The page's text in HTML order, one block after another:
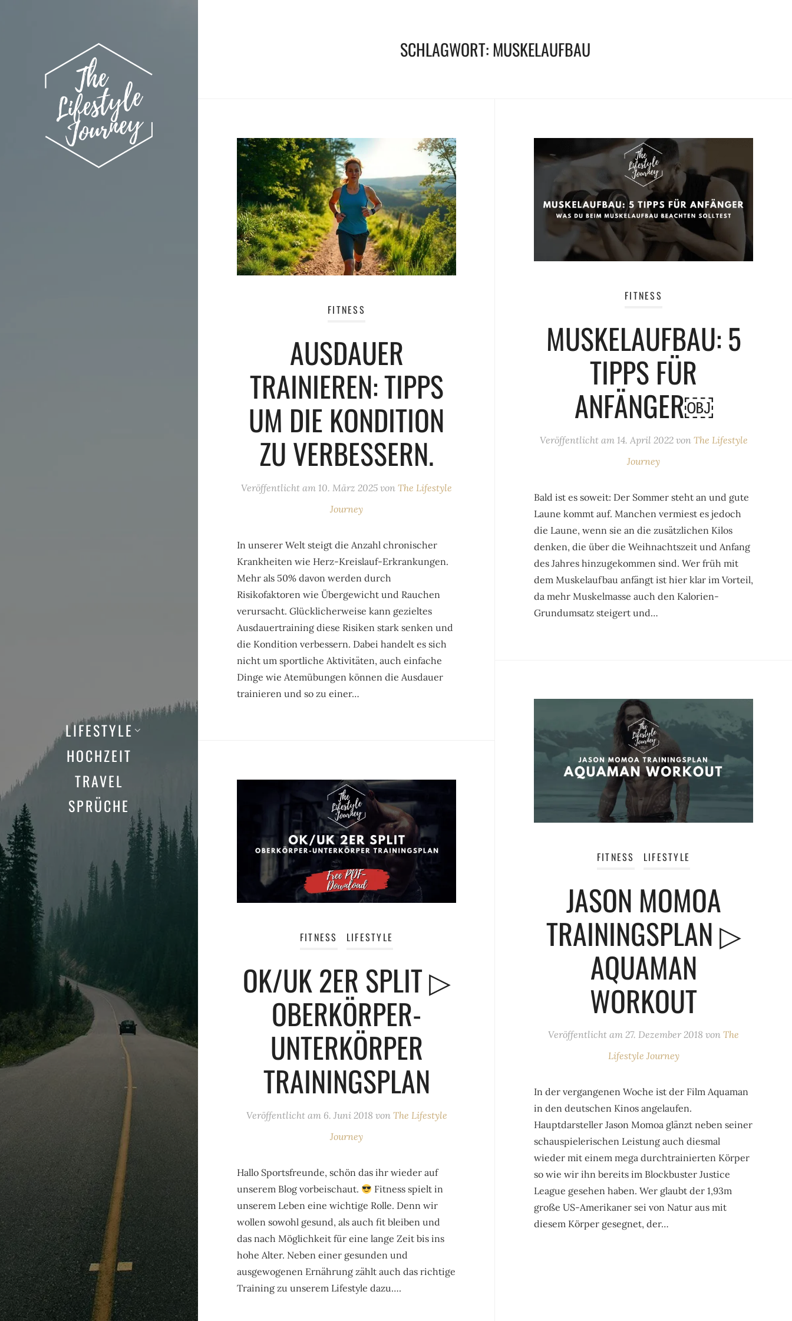
LIFESTYLE
HOCHZEIT
TRAVEL
SPRÜCHE
SCHLAGWORT:MUSKELAUFBAU
FITNESS
AUSDAUER
TRAINIEREN: TIPPS
UM DIE KONDITION
ZU VERBESSERN.
Veröffentlicht am 10. März 2025 von The Lifestyle
Journey
In unserer Welt steigt die Anzahl chronischer
Krankheiten wie Herz-Kreislauf-Erkrankungen.
Mehr als 50% davon werden durch
Risikofaktoren wie Übergewicht und Rauchen
verursacht. Glücklicherweise kann gezieltes
Ausdauertraining diese Risiken stark senken und
die Kondition verbessern. Dabei handelt es sich
nicht um sportliche Aktivitäten, auch einfache
Dinge wie Atemübungen können die Ausdauer
trainieren und so zu einer…
FITNESS
MUSKELAUFBAU: 5
TIPPS FÜR
ANFÄNGER￼
Veröffentlicht am 14. April 2022 von The Lifestyle
Journey
Bald ist es soweit: Der Sommer steht an und gute
Laune kommt auf. Manchen vermiest es jedoch
die Laune, wenn sie an die zusätzlichen Kilos
denken, die über die Weihnachtszeit und Anfang
des Jahres hinzugekommen sind. Wer früh mit
dem Muskelaufbau anfängt ist hier klar im Vorteil,
da mehr Muskelmasse auch den Kalorien-
Grundumsatz steigert und…
FITNESS LIFESTYLE
JASON MOMOA
TRAININGSPLAN ▷
AQUAMAN
WORKOUT
Veröffentlicht am 27. Dezember 2018 von The
Lifestyle Journey
In der vergangenen Woche ist der Film Aquaman
in den deutschen Kinos angelaufen.
Hauptdarsteller Jason Momoa glänzt neben seiner
schauspielerischen Leistung auch diesmal
wieder mit einem mega durchtrainierten Körper
so wie wir ihn bereits im Blockbuster Justice
League gesehen haben. Wer glaubt der 1,93m
große US-Amerikaner sei von Natur aus mit
diesem Körper gesegnet, der…
FITNESS LIFESTYLE
OK/UK 2ER SPLIT ▷
OBERKÖRPER-
UNTERKÖRPER
TRAININGSPLAN
Veröffentlicht am 6. Juni 2018 von The Lifestyle
Journey
Hallo Sportsfreunde, schön das ihr wieder auf
unserem Blog vorbeischaut.
Fitness spielt in
unserem Leben eine wichtige Rolle. Denn wir
wollen sowohl gesund, als auch fit bleiben und
das nach Möglichkeit für eine lange Zeit bis ins
hohe Alter. Neben einer gesunden und
ausgewogenen Ernährung zählt auch das richtige
Training zu unserem Lifestyle dazu….